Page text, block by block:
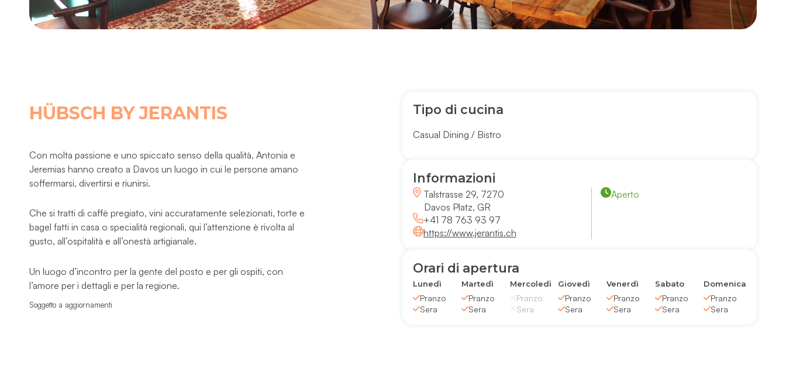
HÜBSCH BY JERANTIS
Con molta passione e uno spiccato senso della qualità, Antonia e
Jeremias hanno creato a Davos un luogo in cui le persone amano
soffermarsi, divertirsi e riunirsi.
Che si tratti di caffè pregiato, vini accuratamente selezionati, torte e
bagel fatti in casa o specialità regionali, qui l’attenzione è rivolta al
gusto, all’ospitalità e all’onestà artigianale.
Un luogo d’incontro per la gente del posto e per gli ospiti, con
l’amore per i dettagli e per la regione.
Soggetto a aggiornamenti
Tipo di cucina
Casual Dining / Bistro
Informazioni
Talstrasse 29, 7270
Davos Platz, GR
+41 78 763 93 97
https://www.jerantis.ch
Aperto
Orari di apertura
Lunedì
Pranzo
Sera
Martedì
Pranzo
Sera
Mercoledì
Pranzo
Sera
Giovedì
Pranzo
Sera
Venerdì
Pranzo
Sera
Sabato
Pranzo
Sera
Domenica
Pranzo
Sera